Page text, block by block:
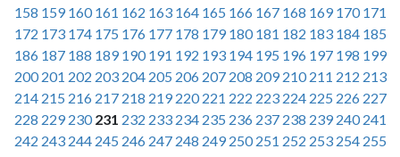
158 159 160 161 162 163 164 165 166 167 168 169 170 171
172 173 174 175 176 177 178 179 180 181 182 183 184 185
186 187 188 189 190 191 192 193 194 195 196 197 198 199
200 201 202 203 204 205 206 207 208 209 210 211 212 213
214 215 216 217 218 219 220 221 222 223 224 225 226 227
228 229 230 231 232 233 234 235 236 237 238 239 240 241
242 243 244 245 246 247 248 249 250 251 252 253 254 255